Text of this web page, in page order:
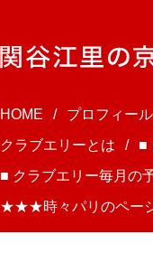
HOME プロフィール
クラブエリーとは
■
■ クラブエリー毎月の
★★★時々パリのペー